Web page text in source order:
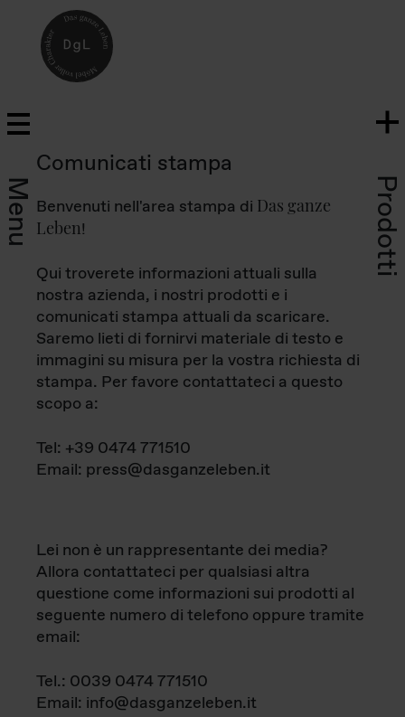
Menu Prodotti
Comunicati stampa
Benvenuti nell'area stampa di Das ganze
Leben!
Qui troverete informazioni attuali sulla
nostra azienda, i nostri prodotti e i
comunicati stampa attuali da scaricare.
Saremo lieti di fornirvi materiale di testo e
immagini su misura per la vostra richiesta di
stampa. Per favore contattateci a questo
scopo a:
Tel: +39 0474 771510
Email: press@dasganzeleben.it
Lei non è un rappresentante dei media?
Allora contattateci per qualsiasi altra
questione come informazioni sui prodotti al
seguente numero di telefono oppure tramite
email:
Tel.: 0039 0474 771510
Email: info@dasganzeleben.it